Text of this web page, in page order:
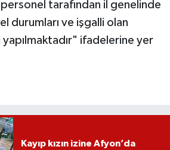
tarafından il genelinde
durumları ve işgalli olan
ifadelerine yer
Kayıp kızın izine Afyon’da